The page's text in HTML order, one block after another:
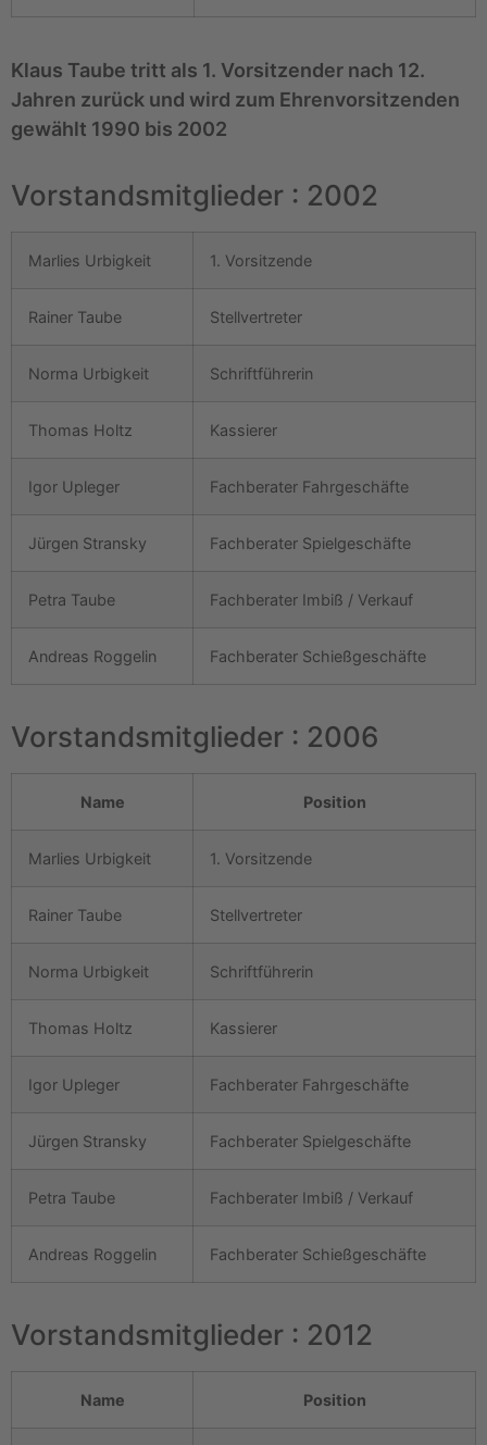
Klaus Taube tritt als 1. Vorsitzender nach 12.
Jahren zurück und wird zum Ehrenvorsitzenden
gewählt 1990 bis 2002
Vorstandsmitglieder : 2002
Marlies Urbigkeit 1. Vorsitzende
Rainer Taube Stellvertreter
Norma Urbigkeit Schriftführerin
Thomas Holtz Kassierer
Igor Upleger Fachberater Fahrgeschäfte
Jürgen Stransky Fachberater Spielgeschäfte
Petra Taube Fachberater Imbiß / Verkauf
Andreas Roggelin Fachberater Schießgeschäfte
Vorstandsmitglieder : 2006
Name Position
Marlies Urbigkeit 1. Vorsitzende
Rainer Taube Stellvertreter
Norma Urbigkeit Schriftführerin
Thomas Holtz Kassierer
Igor Upleger Fachberater Fahrgeschäfte
Jürgen Stransky Fachberater Spielgeschäfte
Petra Taube Fachberater Imbiß / Verkauf
Andreas Roggelin Fachberater Schießgeschäfte
Vorstandsmitglieder : 2012
Name Position